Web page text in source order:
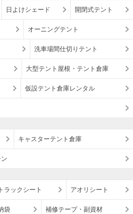
日よけシェード 開閉式テント
オーニングテント
洗車場間仕切りテント
大型テント屋根・テント倉庫
仮設テント倉庫レンタル
キャスターテント倉庫
ラックシート アオリシート
袋 補修テープ・副資材